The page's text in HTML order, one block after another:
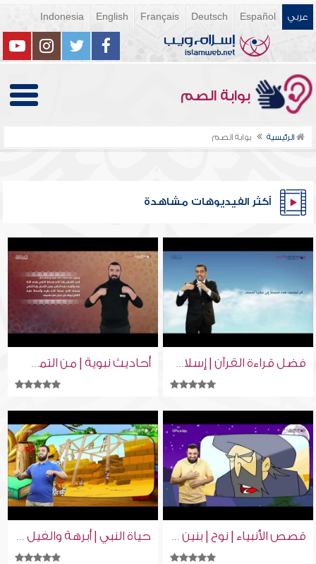
عربي Español
Deutsch
Français
English
Indonesia
بوابة الصم
الرئيسية بوابة الصم
أكثر الفيديوهات مشاهدة
فضل قراءة القرآن | إسلام ويب | بلغة الإشارة أحاديث نبوية | من التمس رضا الناس بسخط الله | إسلام ويب | بلغة الإشارة
قصص الأنبياء | نوح | بنين وبنات | بلغة الإشارة حياة النبي | أبرهة والفيل 1 | بنين وبنات | بلغة الإشارة